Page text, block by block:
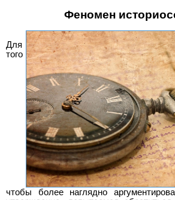
Феномен
Для
того
чтобы более наглядно